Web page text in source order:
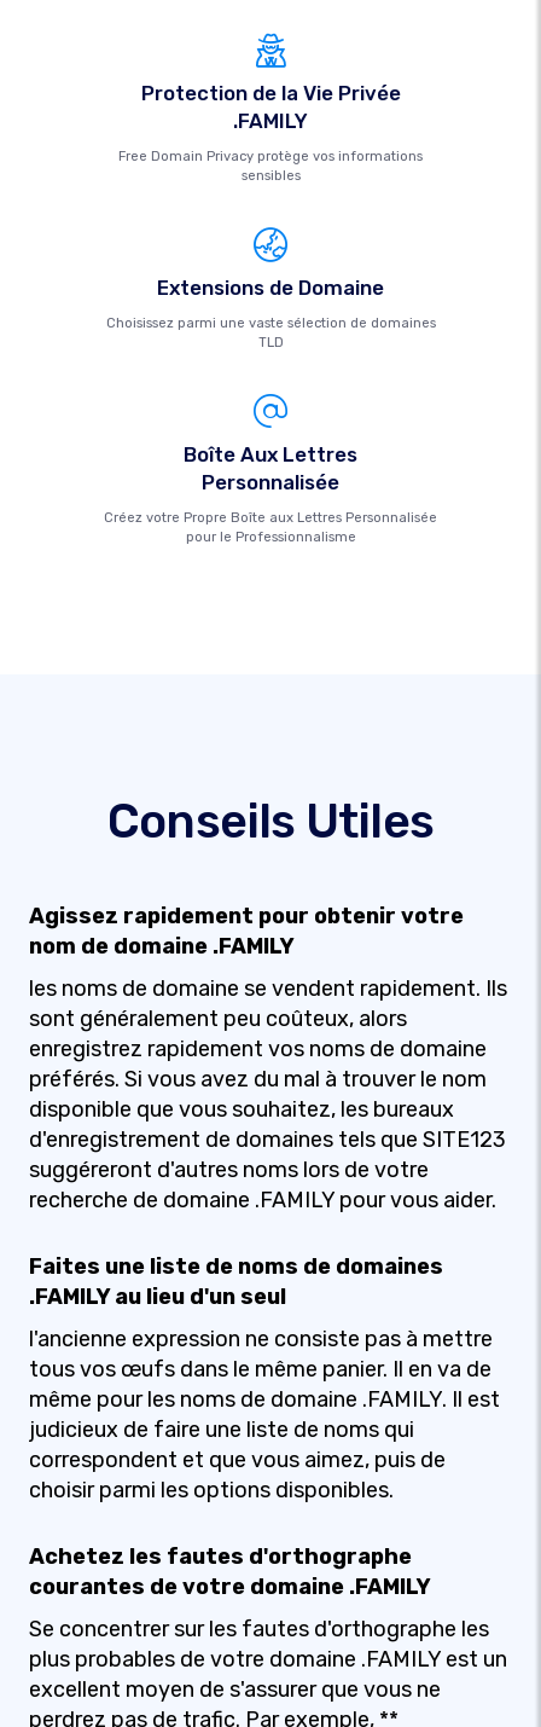
Protection de la Vie Privée
.FAMILY
Free Domain Privacy protège vos informations
sensibles
Extensions de Domaine
Choisissez parmi une vaste sélection de domaines
TLD
Boîte Aux Lettres
Personnalisée
Créez votre Propre Boîte aux Lettres Personnalisée
pour le Professionnalisme
Conseils Utiles
Agissez rapidement pour obtenir votre
nom de domaine .FAMILY
les noms de domaine se vendent rapidement. Ils
sont généralement peu coûteux, alors
enregistrez rapidement vos noms de domaine
préférés. Si vous avez du mal à trouver le nom
disponible que vous souhaitez, les bureaux
d'enregistrement de domaines tels que SITE123
suggéreront d'autres noms lors de votre
recherche de domaine .FAMILY pour vous aider.
Faites une liste de noms de domaines
.FAMILY au lieu d'un seul
l'ancienne expression ne consiste pas à mettre
tous vos œufs dans le même panier. Il en va de
même pour les noms de domaine .FAMILY. Il est
judicieux de faire une liste de noms qui
correspondent et que vous aimez, puis de
choisir parmi les options disponibles.
Achetez les fautes d'orthographe
courantes de votre domaine .FAMILY
Se concentrer sur les fautes d'orthographe les
plus probables de votre domaine .FAMILY est un
excellent moyen de s'assurer que vous ne
perdrez pas de trafic. Par exemple, **